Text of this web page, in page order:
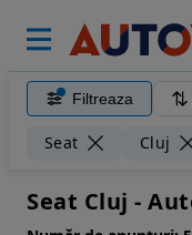
Filtreaza
Seat Cluj
Seat Cluj -